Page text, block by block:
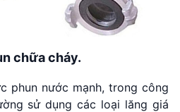
chữa cháy.
phun nước mạnh, trong công
sử dụng các loại lăng giá